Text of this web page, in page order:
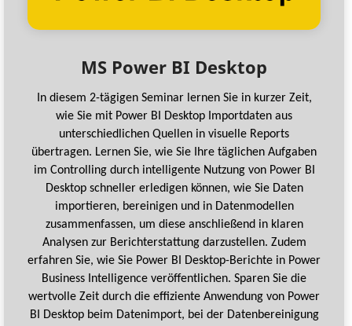
MS Power BI Desktop
In diesem 2-tägigen Seminar lernen Sie in kurzer Zeit,
wie Sie mit Power BI Desktop Importdaten aus
unterschiedlichen Quellen in visuelle Reports
übertragen. Lernen Sie, wie Sie Ihre täglichen Aufgaben
im Controlling durch intelligente Nutzung von Power BI
Desktop schneller erledigen können, wie Sie Daten
importieren, bereinigen und in Datenmodellen
zusammenfassen, um diese anschließend in klaren
Analysen zur Berichterstattung darzustellen. Zudem
erfahren Sie, wie Sie Power BI Desktop-Berichte in Power
Business Intelligence veröffentlichen. Sparen Sie die
wertvolle Zeit durch die effiziente Anwendung von Power
BI Desktop beim Datenimport, bei der Datenbereinigung